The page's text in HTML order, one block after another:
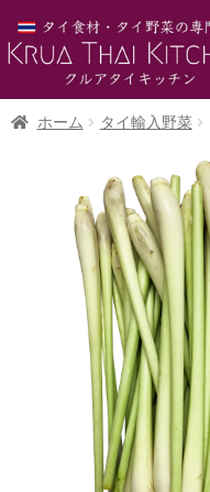
ホーム タイ輸入野菜